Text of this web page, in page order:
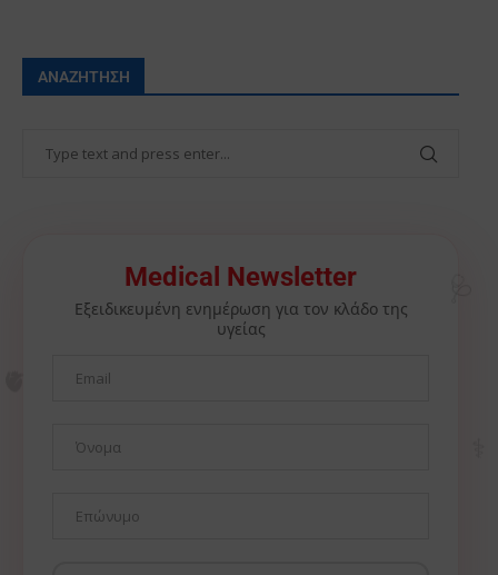
ΑΝΑΖΉΤΗΣΗ
Medical Newsletter
Εξειδικευμένη ενημέρωση για τον κλάδο της
υγείας